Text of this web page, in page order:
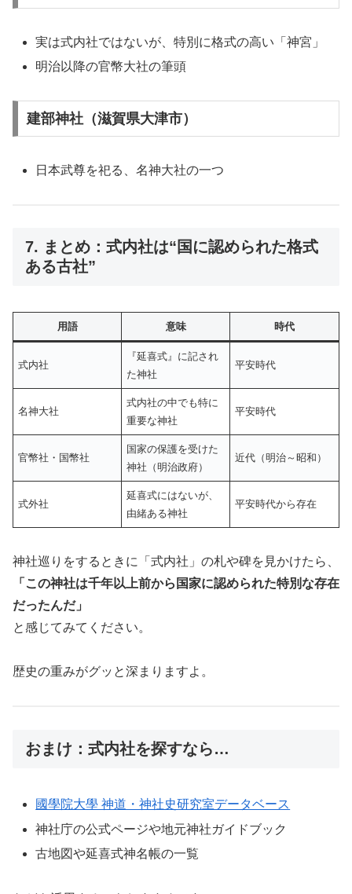
実は式内社ではないが、特別に格式の高い「神宮」
明治以降の官幣大社の筆頭
建部神社（滋賀県大津市）
日本武尊を祀る、名神大社の一つ
7. まとめ：式内社は“国に認められた格式
ある古社”
用語 意味 時代
式内社
『延喜式』に記され
た神社
平安時代
名神大社
式内社の中でも特に
重要な神社
平安時代
官幣社・国幣社
国家の保護を受けた
神社（明治政府）
近代（明治～昭和）
式外社
延喜式にはないが、
由緒ある神社
平安時代から存在
神社巡りをするときに「式内社」の札や碑を見かけたら、
「この神社は千年以上前から国家に認められた特別な存在
だったんだ」
と感じてみてください。
歴史の重みがグッと深まりますよ。
おまけ：式内社を探すなら…
國學院大學 神道・神社史研究室データベース
神社庁の公式ページや地元神社ガイドブック
古地図や延喜式神名帳の一覧